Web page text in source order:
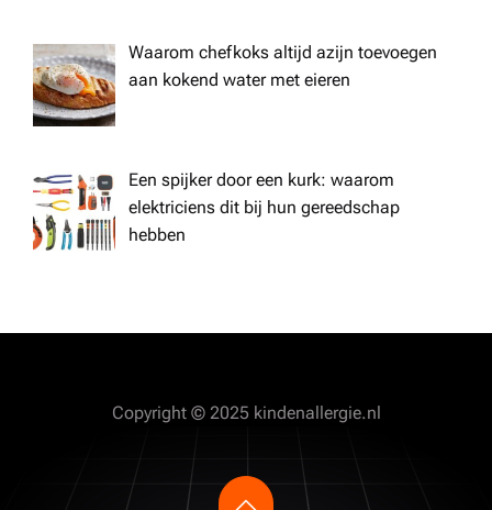
Waarom chefkoks altijd azijn toevoegen
aan kokend water met eieren
Een spijker door een kurk: waarom
elektriciens dit bij hun gereedschap
hebben
Copyright © 2025 kindenallergie.nl